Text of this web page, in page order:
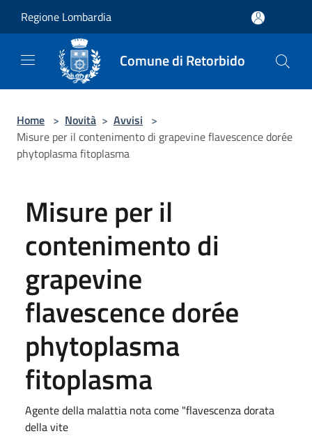
Regione Lombardia
Comune di Retorbido
Home > Novità > Avvisi >
Misure per il contenimento di grapevine flavescence dorée
phytoplasma fitoplasma
Misure per il
contenimento di
grapevine
flavescence dorée
phytoplasma
fitoplasma
Agente della malattia nota come "flavescenza dorata
della vite